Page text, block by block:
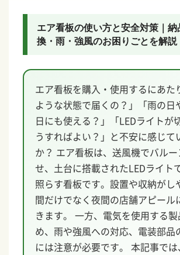
エア看板の使い方と安全対策｜
換・雨・強風のお困りごとを解説
エア看板を購入・使用するにあた
ような状態で届くの？」「雨の日
日にも使える？」「LEDライトが
うすればよい？」と不安に感じて
か？ エア看板は、送風機でバル
せ、土台に搭載されたLEDライト
照らす看板です。設置や収納がし
間だけでなく夜間の店舗アピール
きます。 一方、電気を使用する
め、雨や強風への対応、電装部品
には注意が必要です。 本記事で